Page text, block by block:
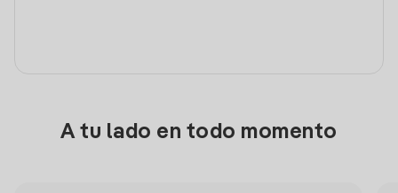
A tu lado en todo momento